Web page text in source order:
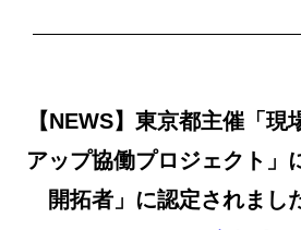
【NEWS】東京都主催「現
アップ協働プロジェクト」
開拓者」に認定されまし